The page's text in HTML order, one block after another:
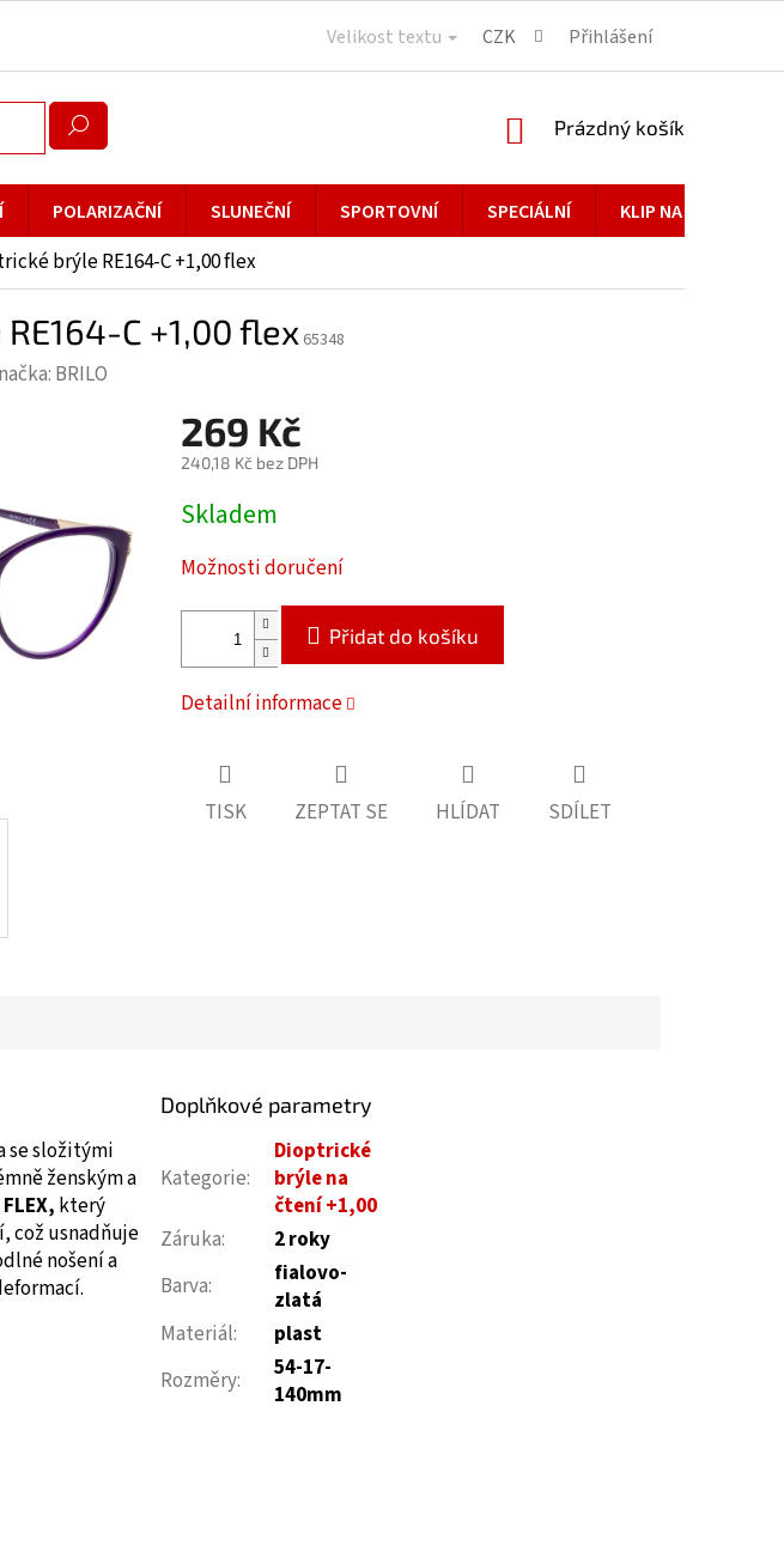
Velikost textu CZK Přihlášení
NÁKUPNÍ
Prázdný košík
POLARIZAČNÍ SLUNEČNÍ SPORTOVNÍ SPECIÁLNÍ KLIP NA BRÝLE
brýle RE164-C +1,00 flex
C +1,00 flex 65348
BRILO
269 Kč
240,18 Kč bez DPH
Měrná
cena:
Skladem
Možnosti doručení
Přidat do košíku
Detailní informace
TISK ZEPTAT SE HLÍDAT SDÍLET
se složitými
ženským a
který
což usnadňuje
nošení a
Doplňkové parametry
Kategorie:
Dioptrické
brýle na
čtení +1,00
Záruka:
2 roky
Barva:
fialovo-
zlatá
Materiál:
plast
Rozměry:
54-17-
140mm